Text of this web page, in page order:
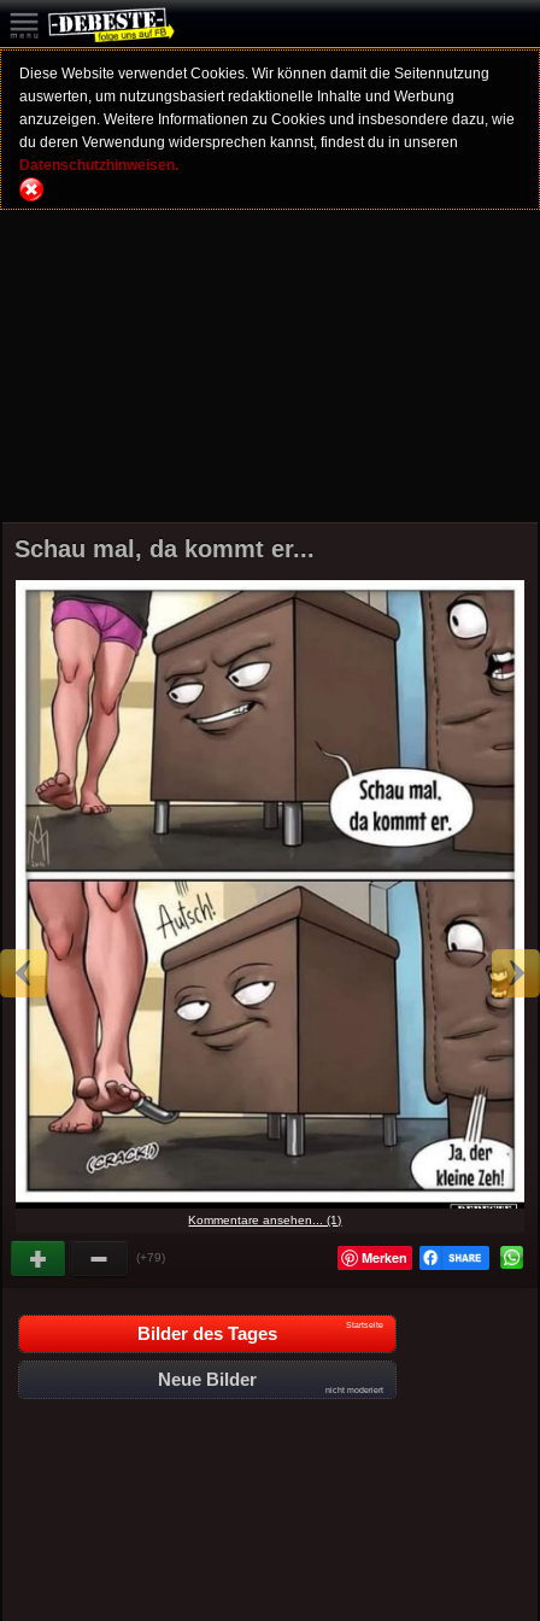
Diese Website verwendet Cookies. Wir können damit die Seitennutzung
auswerten, um nutzungsbasiert redaktionelle Inhalte und Werbung
anzuzeigen. Weitere Informationen zu Cookies und insbesondere dazu, wie
du deren Verwendung widersprechen kannst, findest du in unseren
Datenschutzhinweisen.
Schau mal, da kommt er...
Kommentare ansehen... (1)
(+79) Merken
Bilder des Tages Startseite
Neue Bilder
nicht moderiert